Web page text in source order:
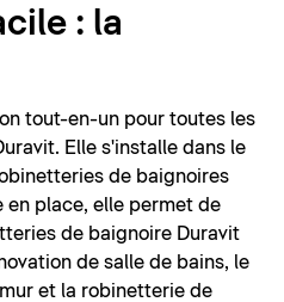
: la
tout-en-un pour toutes les
Elle s'installe dans le
de baignoires
en place, elle permet de
de baignoire Duravit
de salle de bains, le
et la robinetterie de